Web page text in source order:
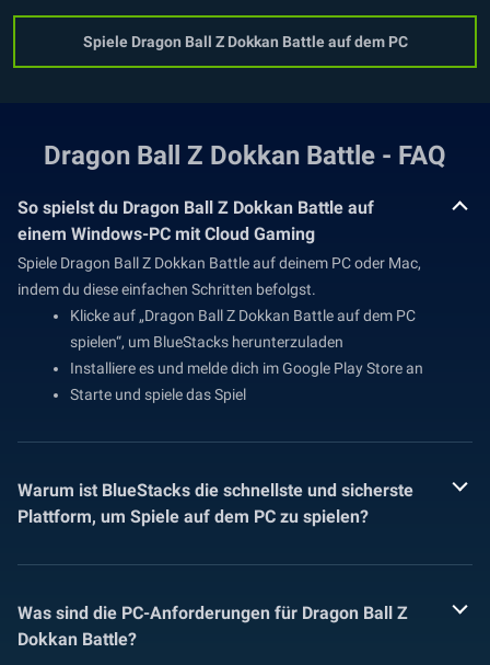
Spiele Dragon Ball Z Dokkan Battle auf dem PC
Dragon Ball Z Dokkan Battle - FAQ
So spielst du Dragon Ball Z Dokkan Battle auf
einem Windows-PC mit Cloud Gaming
Spiele Dragon Ball Z Dokkan Battle auf deinem PC oder Mac,
indem du diese einfachen Schritten befolgst.
Klicke auf „Dragon Ball Z Dokkan Battle auf dem PC
spielen“, um BlueStacks herunterzuladen
Installiere es und melde dich im Google Play Store an
Starte und spiele das Spiel
Warum ist BlueStacks die schnellste und sicherste
Plattform, um Spiele auf dem PC zu spielen?
Was sind die PC-Anforderungen für Dragon Ball Z
Dokkan Battle?